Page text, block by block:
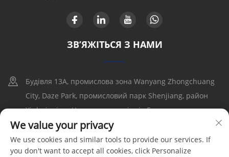
ЗВ’ЯЖІТЬСЯ З НАМИ
Будівля 13A, промислова зона Wanyang Zhongchuang
City, Daze Park, промисловий парк Shenjiang, район
Xinhui, місто Цзянмэнь, провінція Гуандун
+86-17316086390
[email protected]
We value your privacy
We use cookies and similar tools to provide our services. If
you don't want to accept all cookies, click Personalize